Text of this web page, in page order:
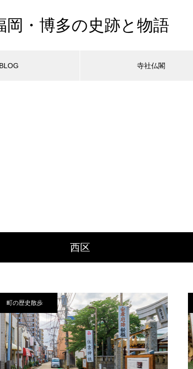
・博多の史跡と物語
BLOG 寺社仏閣
西区
町の歴史散歩